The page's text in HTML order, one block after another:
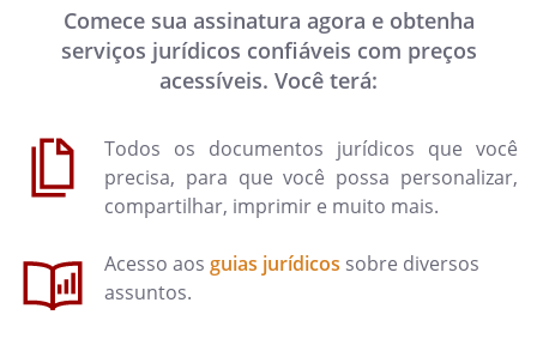
Comece sua assinatura agora e obtenha
serviços jurídicos confiáveis com preços
acessíveis. Você terá:
Todos os documentos jurídicos que você
precisa, para que você possa personalizar,
compartilhar, imprimir e muito mais.
Acesso aos guias jurídicos sobre diversos
assuntos.